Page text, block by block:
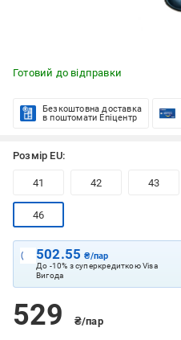
Готовий до відправки
Безкоштовна доставка
в поштомати Епіцентр
Розмір EU:
41 42 43
46
502.55₴/пар
До -10% з суперкредиткою Visa
Вигода
529 ₴/пар